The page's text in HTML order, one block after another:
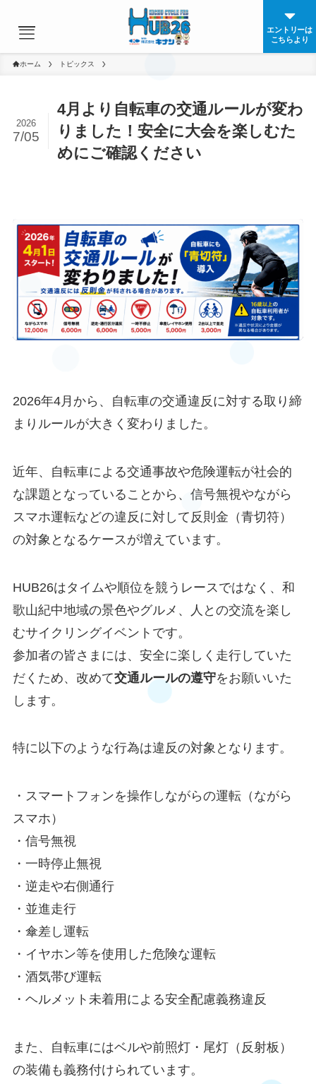
大会概要
大会規約
コース・エイドステーション
よくあるご質問
お問い合わせ
大会エントリーはこちらより
＼大会公式SNSのフォローもお願いします／
FacebookInstagram
X
エントリーは
こちらより
ホーム トピックス
4月より自転車の交通ルールが変わ
りました！安全に大会を楽しむた
めにご確認ください
2026
7/05
2026年4月から、自転車の交通違反に対する取り締
まりルールが大きく変わりました。
近年、自転車による交通事故や危険運転が社会的
な課題となっていることから、信号無視やながら
スマホ運転などの違反に対して反則金（青切符）
の対象となるケースが増えています。
HUB26はタイムや順位を競うレースではなく、和
歌山紀中地域の景色やグルメ、人との交流を楽し
むサイクリングイベントです。
参加者の皆さまには、安全に楽しく走行していた
だくため、改めて交通ルールの遵守をお願いいた
します。
特に以下のような行為は違反の対象となります。
・スマートフォンを操作しながらの運転（ながら
スマホ）
・信号無視
・一時停止無視
・逆走や右側通行
・並進走行
・傘差し運転
・イヤホン等を使用した危険な運転
・酒気帯び運転
・ヘルメット未着用による安全配慮義務違反
また、自転車にはベルや前照灯・尾灯（反射板）
の装備も義務付けられています。